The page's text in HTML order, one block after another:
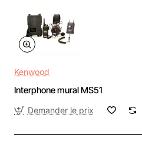
Kenwood
Interphone mural MS51
Demander le prix